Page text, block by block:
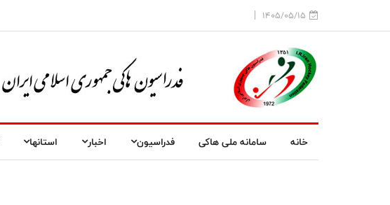
1405/05/15
خانه سامانه ملی هاکی فدراسیون اخبار استانها